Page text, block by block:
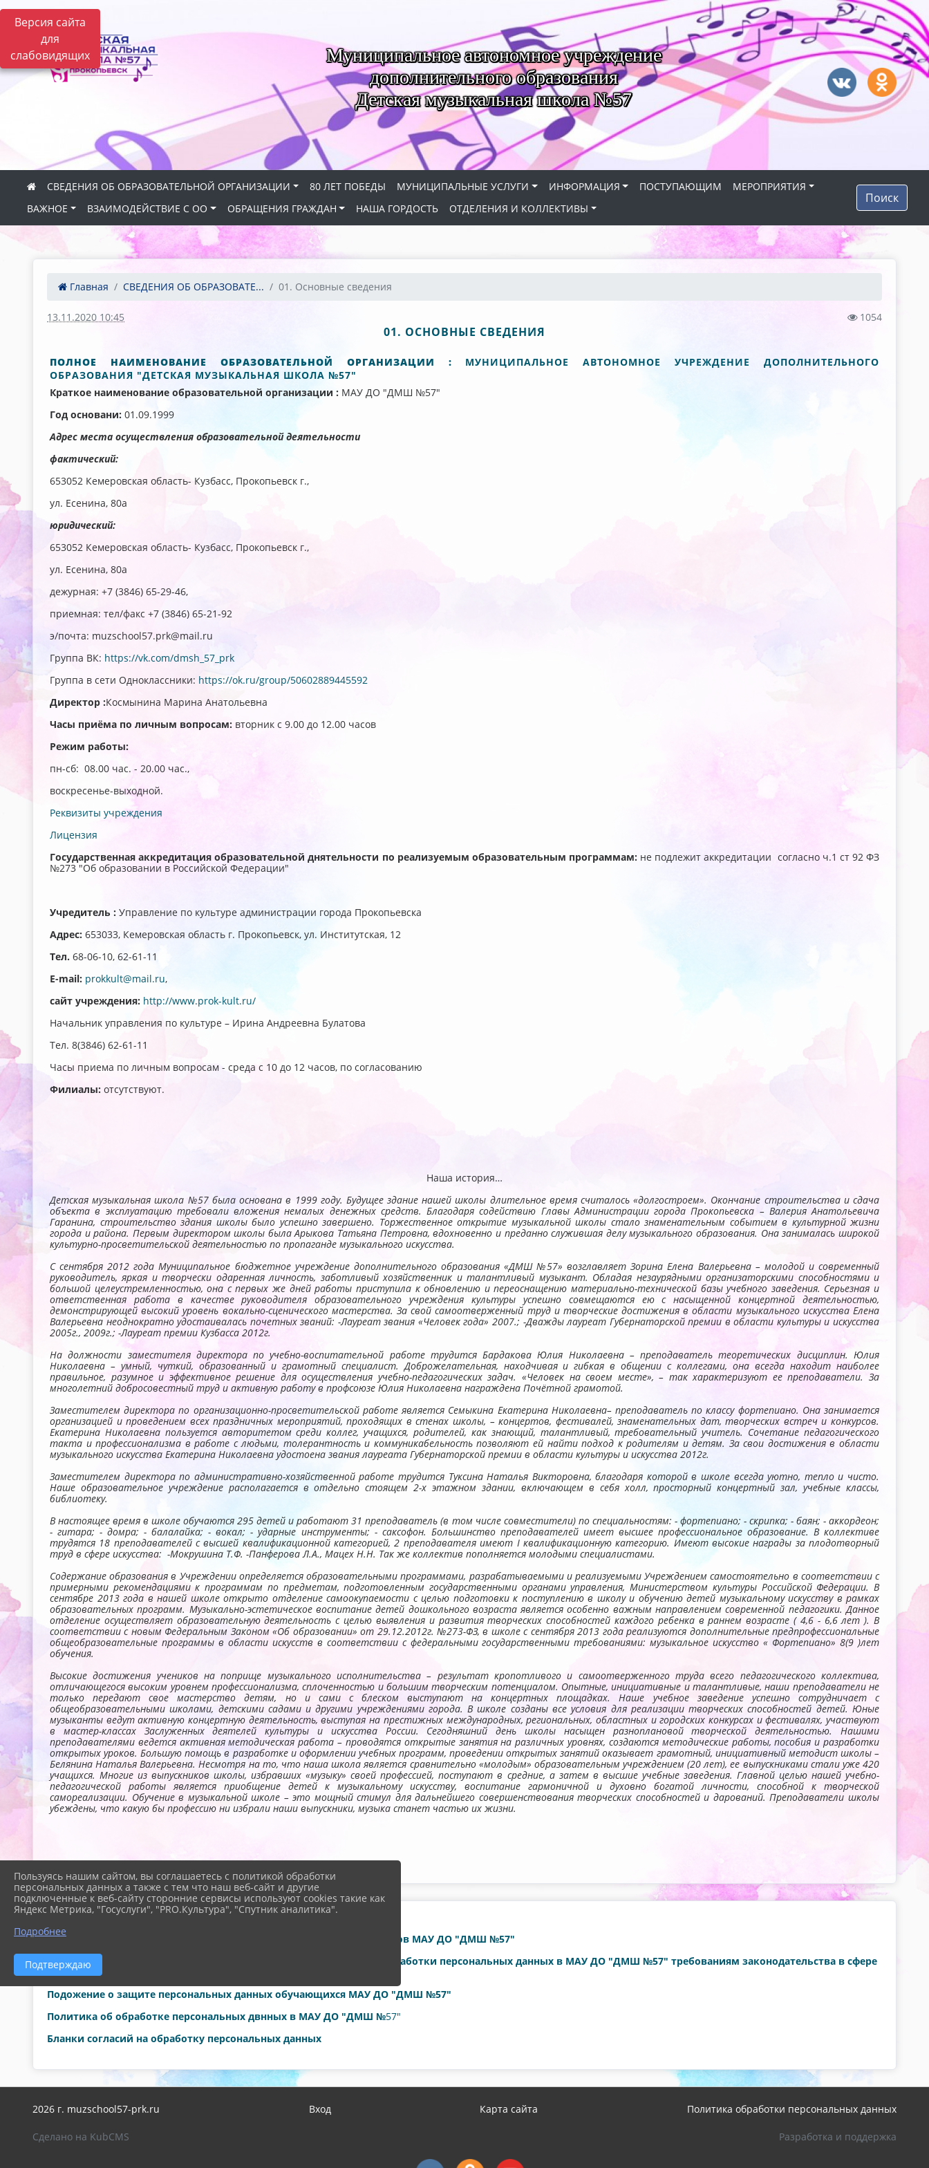
Версия сайта
для
слабовидящих
Муниципальное автономное учреждение
дополнительного образования
Детская музыкальная школа №57
СВЕДЕНИЯ ОБ ОБРАЗОВАТЕЛЬНОЙ ОРГАНИЗАЦИИ 80 ЛЕТ ПОБЕДЫ МУНИЦИПАЛЬНЫЕ УСЛУГИ ИНФОРМАЦИЯ ПОСТУПАЮЩИМ
МЕРОПРИЯТИЯ
ВАЖНОЕ
ВЗАИМОДЕЙСТВИЕ С ОО ОБРАЩЕНИЯ ГРАЖДАН НАША ГОРДОСТЬ ОТДЕЛЕНИЯ И КОЛЛЕКТИВЫ
Поиск
Главная СВЕДЕНИЯ ОБ ОБРАЗОВАТЕ... 01. Основные сведения
13.11.2020 10:45 1054
01. ОСНОВНЫЕ СВЕДЕНИЯ
ПОЛНОЕ НАИМЕНОВАНИЕ ОБРАЗОВАТЕЛЬНОЙ ОРГАНИЗАЦИИ : МУНИЦИПАЛЬНОЕ АВТОНОМНОЕ УЧРЕЖДЕНИЕ ДОПОЛНИТЕЛЬНОГО
ОБРАЗОВАНИЯ "ДЕТСКАЯ МУЗЫКАЛЬНАЯ ШКОЛА №57"
Краткое наименование образовательной организации : МАУ ДО "ДМШ №57"
Год основани: 01.09.1999
Адрес места осуществления образовательной деятельности
фактический:
653052 Кемеровская область- Кузбасс, Прокопьевск г.,
ул. Есенина, 80а
юридический:
653052 Кемеровская область- Кузбасс, Прокопьевск г.,
ул. Есенина, 80а
дежурная: +7 (3846) 65-29-46,
приемная: тел/факс +7 (3846) 65-21-92
э/почта: muzschool57.prk@mail.ru
Группа ВК: https://vk.com/dmsh_57_prk
Группа в сети Одноклассники: https://ok.ru/group/50602889445592
Директор :Космынина Марина Анатольевна
Часы приёма по личным вопросам: вторник с 9.00 до 12.00 часов
Режим работы:
пн-сб: 08.00 час. - 20.00 час.,
воскресенье-выходной.
Реквизиты учреждения
Лицензия
Государственная аккредитация образовательной днятельности по реализуемым образовательным программам:не подлежит аккредитации согласно ч.1 ст 92 ФЗ
№273 "Об образовании в Российской Федерации"
Учредитель : Управление по культуре администрации города Прокопьевска
Адрес: 653033, Кемеровская область г. Прокопьевск, ул. Институтская, 12
Тел. 68-06-10, 62-61-11
E-mail: prokkult@mail.ru,
сайт учреждения: http://www.prok-kult.ru/
Начальник управления по культуре – Ирина Андреевна Булатова
Тел. 8(3846) 62-61-11
Часы приема по личным вопросам - среда с 10 до 12 часов, по согласованию
Филиалы: отсутствуют.
Наша история…
Детская музыкальная школа №57 была основана в 1999 году. Будущее здание нашей школы длительное время считалось «долгостроем». Окончание строительства и сдача
объекта в эксплуатацию требовали вложения немалых денежных средств. Благодаря содействию Главы Администрации города Прокопьевска – Валерия Анатольевича
Гаранина, строительство здания школы было успешно завершено. Торжественное открытие музыкальной школы стало знаменательным событием в культурной жизни
города и района. Первым директором школы была Арыкова Татьяна Петровна, вдохновенно и преданно служившая делу музыкального образования. Она занималась широкой
культурно-просветительской деятельностью по пропаганде музыкального искусства.
С сентября 2012 года Муниципальное бюджетное учреждение дополнительного образования «ДМШ №57» возглавляет Зорина Елена Валерьевна – молодой и современный
руководитель, яркая и творчески одаренная личность, заботливый хозяйственник и талантливый музыкант. Обладая незаурядными организаторскими способностями и
большой целеустремленностью, она с первых же дней работы приступила к обновлению и переоснащению материально-технической базы учебного заведения. Серьезная и
ответственная работа в качестве руководителя образовательного учреждения культуры успешно совмещаются ею с насыщенной концертной деятельностью,
демонстрирующей высокий уровень вокально-сценического мастерства. За свой самоотверженный труд и творческие достижения в области музыкального искусства Елена
Валерьевна неоднократно удостаивалась почетных званий: -Лауреат звания «Человек года» 2007.; -Дважды лауреат Губернаторской премии в области культуры и искусства
2005г., 2009г.; -Лауреат премии Кузбасса 2012г.
На должности заместителя директора по учебно-воспитательной работе трудится Бардакова Юлия Николаевна – преподаватель теоретических дисциплин. Юлия
Николаевна – умный, чуткий, образованный и грамотный специалист. Доброжелательная, находчивая и гибкая в общении с коллегами, она всегда находит наиболее
правильное, разумное и эффективное решение для осуществления учебно-педагогических задач. «Человек на своем месте», – так характеризуют ее преподаватели. За
многолетний добросовестный труд и активную работу в профсоюзе Юлия Николаевна награждена Почётной грамотой.
Заместителем директора по организационно-просветительской работе является Семыкина Екатерина Николаевна– преподаватель по классу фортепиано. Она занимается
организацией и проведением всех праздничных мероприятий, проходящих в стенах школы, – концертов, фестивалей, знаменательных дат, творческих встреч и конкурсов.
Екатерина Николаевна пользуется авторитетом среди коллег, учащихся, родителей, как знающий, талантливый, требовательный учитель. Сочетание педагогического
такта и профессионализма в работе с людьми, толерантность и коммуникабельность позволяют ей найти подход к родителям и детям. ​За свои достижения в области
музыкального искусства Екатерина Николаевна удостоена звания лауреата Губернаторской премии в области культуры и искусства 2012г.
Заместителем директора по административно-хозяйственной работе трудится Туксина Наталья Викторовна, благодаря которой в школе всегда уютно, тепло и чисто.
Наше образовательное учреждение располагается в отдельно стоящем 2-х этажном здании, включающем в себя холл, просторный концертный зал, учебные классы,
библиотеку.
В настоящее время в школе обучаются 295 детей и работают 31 преподаватель (в том числе совместители) по специальностям: - фортепиано; - скрипка; - баян; - аккордеон;
- гитара; - домра; - балалайка; - вокал; - ударные инструменты; - саксофон. Большинство преподавателей имеет высшее профессиональное образование. В коллективе
трудятся 18 преподавателей с высшей квалификационной категорией, 2 преподавателя имеют I квалификационную категорию. Имеют высокие награды за плодотворный
труд в сфере искусства: -Мокрушина Т.Ф. -Панферова Л.А., Мацех Н.Н. Так же коллектив пополняется молодыми специалистами.
Содержание образования в Учреждении определяется образовательными программами, разрабатываемыми и реализуемыми Учреждением самостоятельно в соответствии с
примерными рекомендациями к программам по предметам, подготовленным государственными органами управления, Министерством культуры Российской Федерации. В
сентябре 2013 года в нашей школе открыто отделение самоокупаемости с целью подготовки к поступлению в школу и обучению детей музыкальному искусству в рамках
образовательных программ. Музыкально-эстетическое воспитание детей дошкольного возраста является особенно важным направлением современной педагогики. Данное
отделение осуществляет образовательную деятельность с целью выявления и развития творческих способностей каждого ребенка в раннем возрасте ( 4,6 - 6,6 лет ). В
соответствии с новым Федеральным Законом «Об образовании» от 29.12.2012г. №273-ФЗ, в школе с сентября 2013 года реализуются дополнительные предпрофессиональные
общеобразовательные программы в области искусств в соответствии с федеральными государственными требованиями: музыкальное искусство « Фортепиано» 8(9 )лет
обучения.
Высокие достижения учеников на поприще музыкального исполнительства – результат кропотливого и самоотверженного труда всего педагогического коллектива,
отличающегося высоким уровнем профессионализма, сплоченностью и большим творческим потенциалом. Опытные, инициативные и талантливые, наши преподаватели не
только передают свое мастерство детям, но и сами с блеском выступают на концертных площадках. Наше учебное заведение успешно сотрудничает с
общеобразовательными школами, детскими садами и другими учреждениями города. В школе созданы все условия для реализации творческих способностей детей. Юные
музыканты ведут активную концертную деятельность, выступая на престижных международных, региональных, областных и городских конкурсах и фестивалях, участвуют
в мастер-классах Заслуженных деятелей культуры и искусства России. Сегодняшний день школы насыщен разноплановой творческой деятельностью. Нашими
преподавателями ведется активная методическая работа – проводятся открытые занятия на различных уровнях, создаются методические работы, пособия и разработки
открытых уроков. Большую помощь в разработке и оформлении учебных программ, проведении открытых занятий оказывает грамотный, инициативный методист школы –
Белянина Наталья Валерьевна. Несмотря на то, что наша школа является сравнительно «молодым» образовательным учреждением (20 лет), ее выпускниками стали уже 420
учащихся. Многие из выпускников школы, избравших «музыку» своей профессией, поступают в средние, а затем в высшие учебные заведения. Главной целью нашей учебно-
педагогической работы является приобщение детей к музыкальному искусству, воспитание гармоничной и духовно богатой личности, способной к творческой
самореализации. Обучение в музыкальной школе – это мощный стимул для дальнейшего совершенствования творческих способностей и дарований. Преподаватели школы
убеждены, что какую бы профессию ни избрали наши выпускники, музыка станет частью их жизни.
Положение об обработке и защите персональных данных работников МАУ ДО "ДМШ №57"
Положение о внутреннем контроле и (или) аудите соответствия обработки персональных данных в МАУ ДО "ДМШ №57" требованиям законодательства в сфере
обработки персональных данных
Подожение о защите персональных данных обучающихся МАУ ДО "ДМШ №57"
Политика об обработке персональных двнных в МАУ ДО "ДМШ №57"
Бланки согласий на обработку персональных данных
2026 г. muzschool57-prk.ru Вход Карта сайта Политика обработки персональных данных
Сделано на KubCMS Разработка и поддержка
Пользуясь нашим сайтом, вы соглашаетесь с политикой обработки
персональных данных а также с тем что наш веб-сайт и другие
подключенные к веб-сайту сторонние сервисы используют cookies такие как
Яндекс Метрика, "Госуслуги", "PRO.Культура", "Спутник аналитика".
Подробнее
Подтверждаю